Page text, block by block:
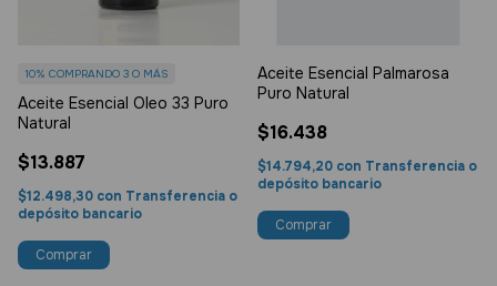
Aceite Esencial Oleo 33 Puro
Natural
$13.887
10% COMPRANDO 3 O MÁS
$12.498,30 con Transferencia o
depósito bancario
Aceite Esencial Palmarosa
Puro Natural
$16.438
$14.794,20 con Transferencia o
depósito bancario